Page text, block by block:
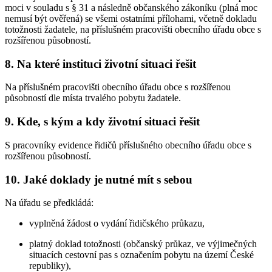
moci v souladu s § 31 a následně občanského zákoníku (plná moc
nemusí být ověřená) se všemi ostatními přílohami, včetně dokladu
totožnosti žadatele, na příslušném pracovišti obecního úřadu obce s
rozšířenou působností.
8. Na které instituci životní situaci řešit
Na příslušném pracovišti obecního úřadu obce s rozšířenou
působností dle místa trvalého pobytu žadatele.
9. Kde, s kým a kdy životní situaci řešit
S pracovníky evidence řidičů příslušného obecního úřadu obce s
rozšířenou působností.
10. Jaké doklady je nutné mít s sebou
Na úřadu se předkládá:
vyplněná žádost o vydání řidičského průkazu,
platný doklad totožnosti (občanský průkaz, ve výjimečných
situacích cestovní pas s označením pobytu na území České
republiky),